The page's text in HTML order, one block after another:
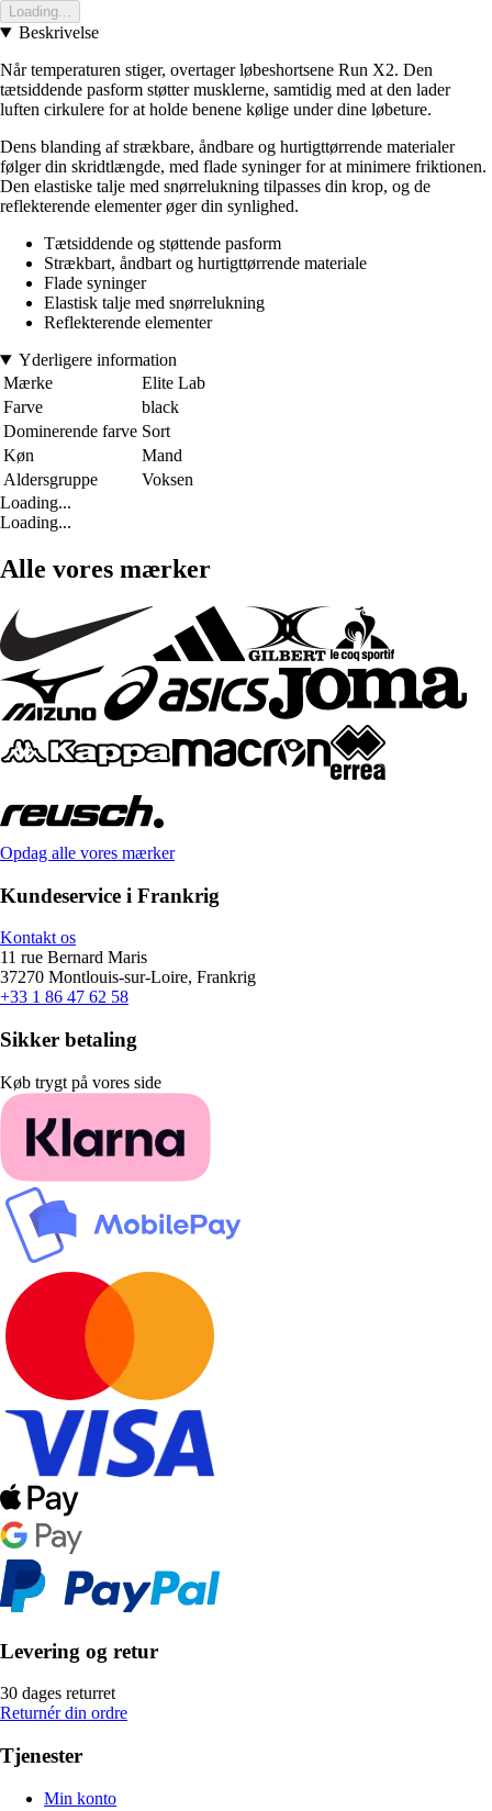
Loading...
Beskrivelse
Når temperaturen stiger, overtager løbeshortsene Run X2. Den
tætsiddende pasform støtter musklerne, samtidig med at den lader
luften cirkulere for at holde benene kølige under dine løbeture.
Dens blanding af strækbare, åndbare og hurtigttørrende materialer
følger din skridtlængde, med flade syninger for at minimere friktionen.
Den elastiske talje med snørrelukning tilpasses din krop, og de
reflekterende elementer øger din synlighed.
Tætsiddende og støttende pasform
Strækbart, åndbart og hurtigttørrende materiale
Flade syninger
Elastisk talje med snørrelukning
Reflekterende elementer
Yderligere information
Mærke
Elite Lab
Farve
black
Dominerende farve Sort
Køn
Mand
Aldersgruppe
Voksen
Loading...
Loading...
Alle vores mærker
Opdag alle vores mærker
Kundeservice i Frankrig
Kontakt os
11 rue Bernard Maris
37270 Montlouis-sur-Loire, Frankrig
+33 1 86 47 62 58
Sikker betaling
Køb trygt på vores side
Levering og retur
30 dages returret
Returnér din ordre
Tjenester
Min konto